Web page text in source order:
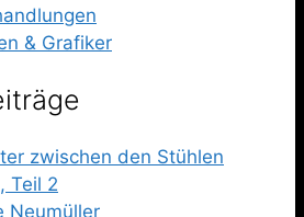
& Grafiker
zwischen den Stühlen
Teil 2
Neumüller